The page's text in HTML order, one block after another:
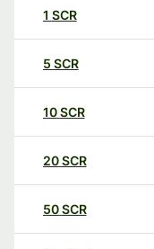
1 SCR
5 SCR
10SCR
20SCR
50SCR